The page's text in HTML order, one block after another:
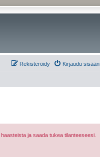
Kirjaudu sisään
Rekisteröidy
ja saada tukea tilanteeseesi.